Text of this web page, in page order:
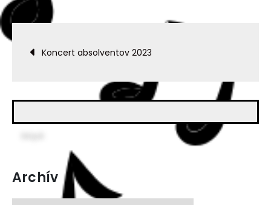
Koncert absolventov 2023
Archív